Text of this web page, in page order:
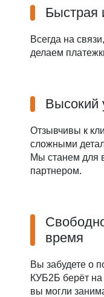
Быстрая
Всегда на
делаем
Высокий
Отзывчивы к
сложными
Мы станем для
партнером.
время
Вы забудете о
КУБ2Б берёт
вы могли